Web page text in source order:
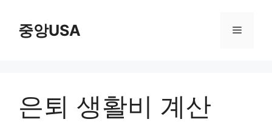
중앙USA 메
은퇴 생활비 계산